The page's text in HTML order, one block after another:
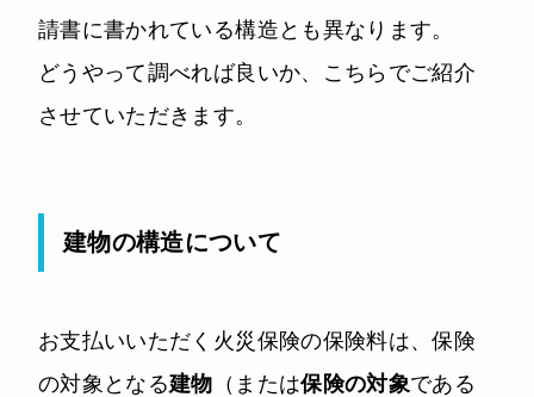
請書に書かれている構造とも異なります。
どうやって調べれば良いか、こちらでご紹介
させていただきます。
建物の構造について
お支払いいただく火災保険の保険料は、保険
の対象となる建物 （または保険の対象である